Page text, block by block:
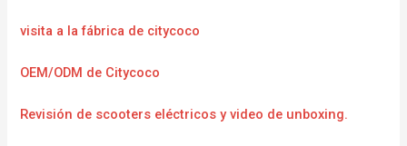
visita a la fábrica de citycoco
OEM/ODM de Citycoco
Revisión de scooters eléctricos y video de unboxing.